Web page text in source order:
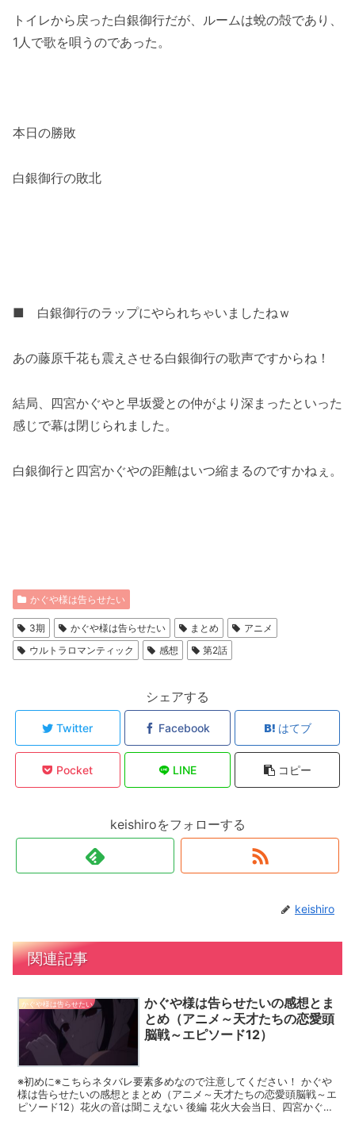
トイレから戻った白銀御行だが、ルームは蛻の殻であり、
1人で歌を唄うのであった。
本日の勝敗
白銀御行の敗北
■ 白銀御行のラップにやられちゃいましたねｗ
あの藤原千花も震えさせる白銀御行の歌声ですからね！
結局、四宮かぐやと早坂愛との仲がより深まったといった
感じで幕は閉じられました。
白銀御行と四宮かぐやの距離はいつ縮まるのですかねぇ。
かぐや様は告らせたい
3期 かぐや様は告らせたい まとめ
アニメ
ウルトラロマンティック
感想 第2話
シェアする
Twitter Facebook はてブ
Pocket LINE コピー
keishiroをフォローする
keishiro
関連記事
かぐや様は告らせたい
かぐや様は告らせたいの感想とま
とめ（アニメ～天才たちの恋愛頭
脳戦～エピソード12）
※初めに※こちらネタバレ要素多めなので注意してください！ かぐや
様は告らせたいの感想とまとめ（アニメ～天才たちの恋愛頭脳戦～エ
ピソード12）花火の音は聞こえない 後編 花火大会当日、四宮かぐや